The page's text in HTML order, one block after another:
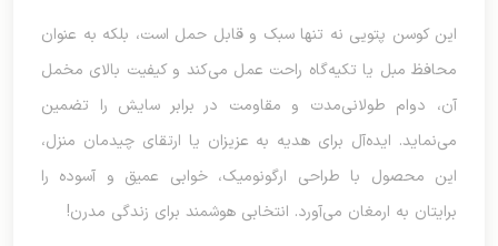
این کوسن پتویی نه تنها سبک و قابل حمل است، بلکه به عنوان
محافظ مبل یا تکیه‌گاه راحت عمل می‌کند و کیفیت بالای مخمل
آن، دوام طولانی‌مدت و مقاومت در برابر سایش را تضمین
می‌نماید. ایده‌آل برای هدیه به عزیزان یا ارتقای چیدمان منزل،
این محصول با طراحی ارگونومیک، خوابی عمیق و آسوده را
برایتان به ارمغان می‌آورد. انتخابی هوشمند برای زندگی مدرن!